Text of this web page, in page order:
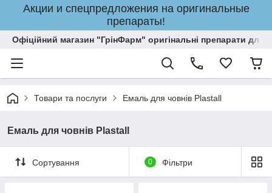
Акции и спецпредложения на оригинальные
препараты!
Офіційний магазин "ГрінФарм" оригінальні препарати для
Товари та послуги Емаль для човнів Plastall
Емаль для човнів Plastall
Сортування 0 Фільтри